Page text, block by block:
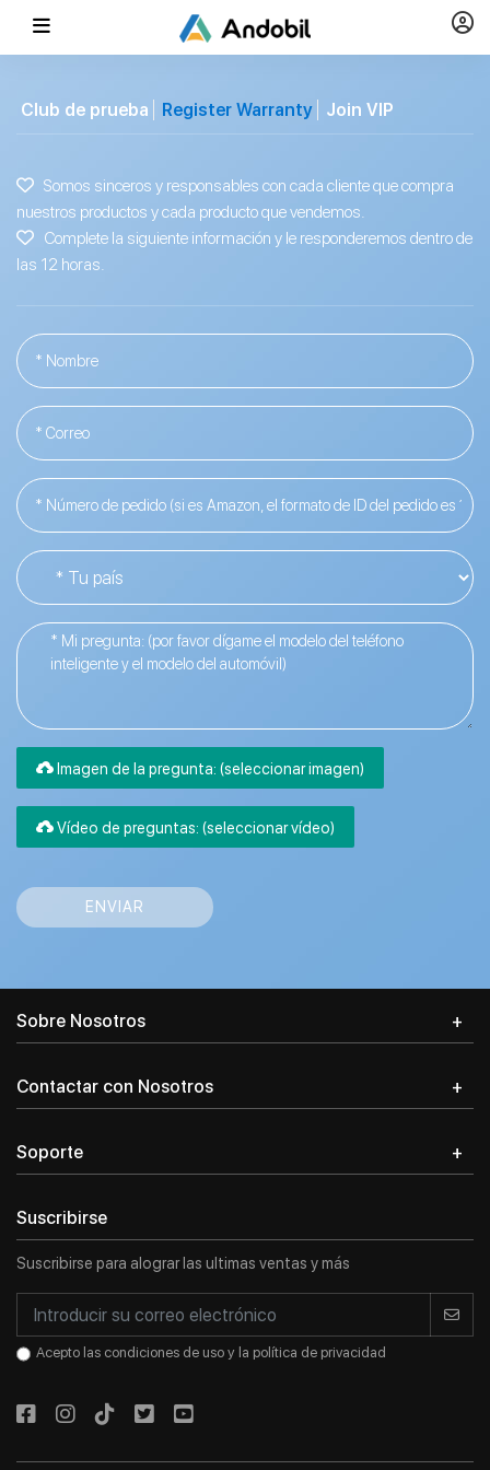
Club de prueba Register Warranty Join VIP
Somos sinceros y responsables con cada cliente que compra
nuestros productos y cada producto que vendemos.
Complete la siguiente información y le responderemos dentro de
las 12 horas.
Imagen de la pregunta: (seleccionar imagen)
Vídeo de preguntas: (seleccionar vídeo)
ENVIAR
Sobre Nosotros
Contactar con Nosotros
Soporte
Suscribirse
Suscribirse para alograr las ultimas ventas y más
Acepto las condiciones de uso y la política de privacidad
Iniciar sesión
Dirección de correo electrónico*
Entrar en el
sistema
Registrarse